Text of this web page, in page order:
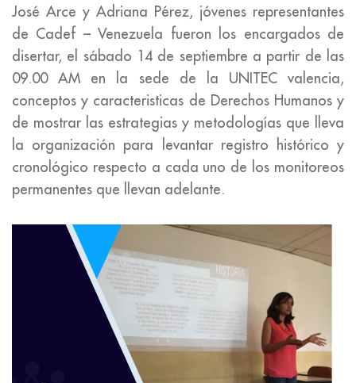
José Arce y Adriana Pérez, jóvenes representantes
de Cadef – Venezuela fueron los encargados de
disertar, el sábado 14 de septiembre a partir de las
09.00 AM en la sede de la UNITEC valencia,
conceptos y caracteristicas de Derechos Humanos y
de mostrar las estrategias y metodologías que lleva
la organización para levantar registro histórico y
cronológico respecto a cada uno de los monitoreos
permanentes que llevan adelante.